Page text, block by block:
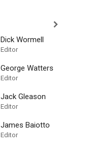
Dick Wormell
Editor
George Watters
Editor
Jack Gleason
Editor
James Baiotto
Editor